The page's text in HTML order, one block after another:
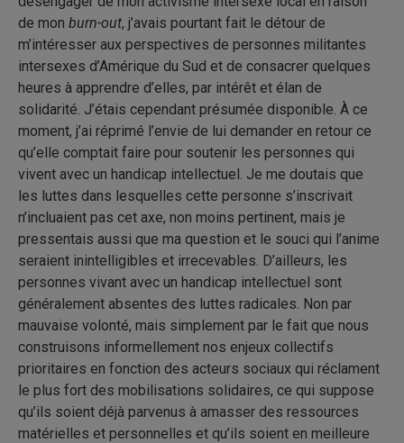
de mon burn-out, j’avais pourtant fait le détour de
m’intéresser aux perspectives de personnes militantes
intersexes d’Amérique du Sud et de consacrer quelques
heures à apprendre d’elles, par intérêt et élan de
solidarité. J’étais cependant présumée disponible. À ce
moment, j’ai réprimé l’envie de lui demander en retour ce
qu’elle comptait faire pour soutenir les personnes qui
vivent avec un handicap intellectuel. Je me doutais que
les luttes dans lesquelles cette personne s’inscrivait
n’incluaient pas cet axe, non moins pertinent, mais je
pressentais aussi que ma question et le souci qui l’anime
seraient inintelligibles et irrecevables. D’ailleurs, les
personnes vivant avec un handicap intellectuel sont
généralement absentes des luttes radicales. Non par
mauvaise volonté, mais simplement par le fait que nous
construisons informellement nos enjeux collectifs
prioritaires en fonction des acteurs sociaux qui réclament
le plus fort des mobilisations solidaires, ce qui suppose
qu’ils soient déjà parvenus à amasser des ressources
matérielles et personnelles et qu’ils soient en meilleure